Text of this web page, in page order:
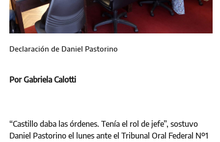
Declaración de Daniel Pastorino
Por Gabriela Calotti
“Castillo daba las órdenes. Tenía el rol de jefe”, sostuvo
Daniel Pastorino el lunes ante el Tribunal Oral Federal Nº1